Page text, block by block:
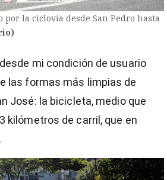
por la ciclovía desde San Pedro hasta
mi condición de usuario
las formas más limpias de
José: la bicicleta, medio que
kilómetros de carril, que en